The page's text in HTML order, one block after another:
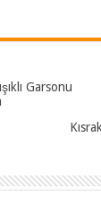
Garsonu